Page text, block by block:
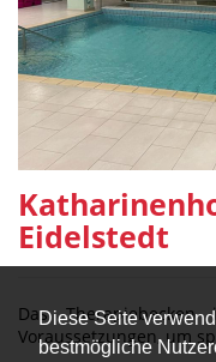
Diese Seite
bestmögliche
Eidelstedt
Das
Voraussetzungen, um